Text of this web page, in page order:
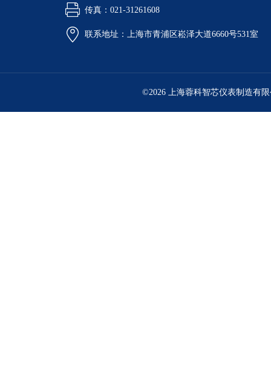
传真：021-31261608
联系地址：上海市青浦区崧泽大道6660号531室
©2026 上海蓉科智芯仪表制造有